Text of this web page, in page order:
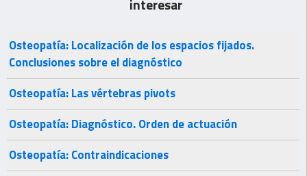
interesar
Osteopatía: Localización de los espacios fijados.
Conclusiones sobre el diagnóstico
Osteopatía: Las vértebras pivots
Osteopatía: Diagnóstico. Orden de actuación
Osteopatía: Contraindicaciones